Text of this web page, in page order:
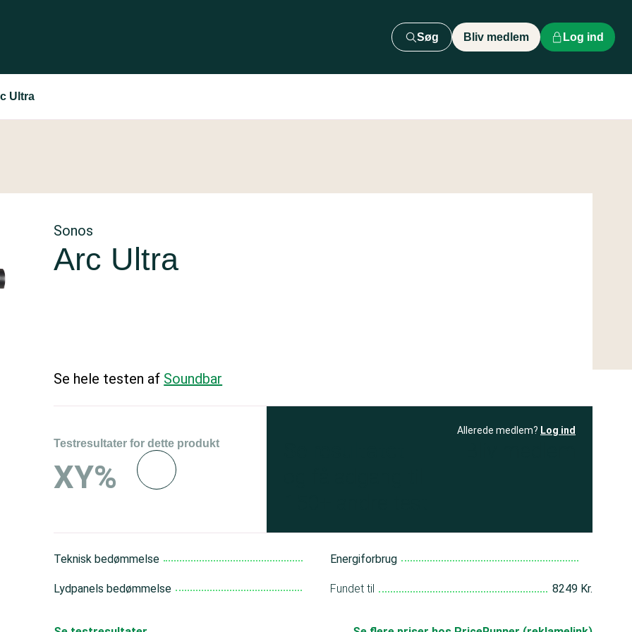
Søg Bliv medlem Log ind
Ultra
Sonos
Arc Ultra
Se hele testen af Soundbar
Testresultater for dette produkt
XY%
Allerede medlem? Log ind
Teknisk bedømmelse
Lydpanels bedømmelse
Energiforbrug
Fundet til 8249 Kr.